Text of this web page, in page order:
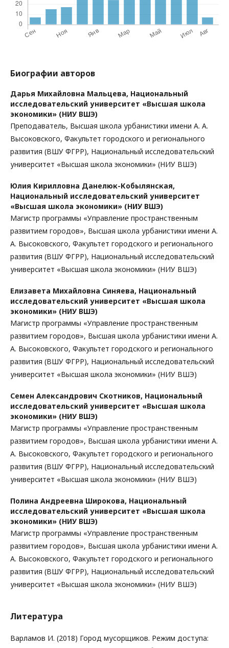
Биографии авторов
Дарья Михайловна Мальцева, Национальный
исследовательский университет «Высшая школа
экономики» (НИУ ВШЭ)
Преподаватель, Высшая школа урбанистики имени А. А.
Высоковского, Факультет городского и регионального
развития (ВШУ ФГРР), Национальный исследовательский
университет «Высшая школа экономики» (НИУ ВШЭ)
Юлия Кирилловна Данелюк-Кобылянская,
Национальный исследовательский университет
«Высшая школа экономики» (НИУ ВШЭ)
Магистр программы «Управление пространственным
развитием городов», Высшая школа урбанистики имени А.
А. Высоковского, Факультет городского и регионального
развития (ВШУ ФГРР), Национальный исследовательский
университет «Высшая школа экономики» (НИУ ВШЭ)
Елизавета Михайловна Синяева, Национальный
исследовательский университет «Высшая школа
экономики» (НИУ ВШЭ)
Магистр программы «Управление пространственным
развитием городов», Высшая школа урбанистики имени А.
А. Высоковского, Факультет городского и регионального
развития (ВШУ ФГРР), Национальный исследовательский
университет «Высшая школа экономики» (НИУ ВШЭ)
Семен Александрович Скотников, Национальный
исследовательский университет «Высшая школа
экономики» (НИУ ВШЭ)
Магистр программы «Управление пространственным
развитием городов», Высшая школа урбанистики имени А.
А. Высоковского, Факультет городского и регионального
развития (ВШУ ФГРР), Национальный исследовательский
университет «Высшая школа экономики» (НИУ ВШЭ)
Полина Андреевна Широкова, Национальный
исследовательский университет «Высшая школа
экономики» (НИУ ВШЭ)
Магистр программы «Управление пространственным
развитием городов», Высшая школа урбанистики имени А.
А. Высоковского, Факультет городского и регионального
развития (ВШУ ФГРР), Национальный исследовательский
университет «Высшая школа экономики» (НИУ ВШЭ)
Литература
Варламов И. (2018) Город мусорщиков. Режим доступа: